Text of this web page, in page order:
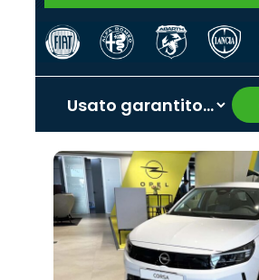
Promo
Abarth
Promo
Cupra
Promo
Fiat
Promo
Lancia
Promo
Jaecoo
Promo
Opel
Promo
Hyundai
Promo
Citroën
Promo
Peugeot
Promo
Alfa
Romeo
Promo
Mazda
Promo
Seat
Promo
Jeep
Promo
Land
Rover
Promo
Omoda
‹